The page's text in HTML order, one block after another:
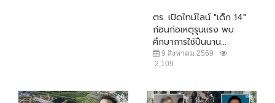
ตร. เปิดไทม์ไลน์ "เด็ก 14"
ก่อนก่อเหตุรุนแรง พบ
ศึกษาการใช้ปืนนาน...
9 สิงหาคม 2569
2,109